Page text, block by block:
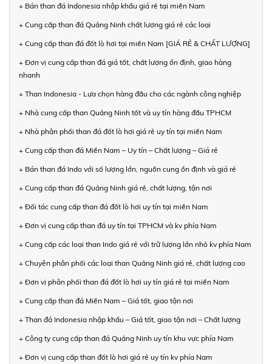
+ Bán than đá Indonesia nhập khẩu giá rẻ tại miền Nam
+ Cung cấp than đá Quảng Ninh chất lượng giá rẻ các loại
+ Cung cấp than đá đốt lò hơi tại miền Nam [GIÁ RẺ & CHẤT LƯỢNG]
+ Đơn vị cung cấp than đá giá tốt, chất lượng ổn định, giao hàng
nhanh
+ Than Indonesia - Lựa chọn hàng đầu cho các ngành công nghiệp
+ Nhà cung cấp than Quảng Ninh tốt và uy tín hàng đầu TPHCM
+ Nhà phân phối than đá đốt lò hơi giá rẻ uy tín tại miền Nam
+ Cung cấp than đá Miền Nam – Uy tín – Chất lượng – Giá rẻ
+ Bán than đá Indo với số lượng lớn, nguồn cung ổn định và giá rẻ
+ Cung cấp than đá Quảng Ninh giá rẻ, chất lượng, tận nơi
+ Đối tác cung cấp than đá đốt lò hơi uy tín tại miền Nam
+ Đơn vị cung cấp than đá uy tín tại TPHCM và kv phía Nam
+ Cung cấp các loại than Indo giá rẻ với trữ lượng lớn nhỏ kv phía Nam
+ Chuyên phân phối các loại than Quảng Ninh giá rẻ, chất lượng cao
+ Đơn vị phân phối than đá đốt lò hơi uy tín giá rẻ tại miền Nam
+ Cung cấp than đá Miền Nam – Giá tốt, giao tận nơi
+ Than đá Indonesia nhập khẩu – Giá tốt, giao tận nơi – Chất lượng
+ Công ty cung cấp than đá Quảng Ninh uy tín khu vực phía Nam
+ Đơn vị cung cấp than đốt lò hơi giá rẻ uy tín kv phía Nam